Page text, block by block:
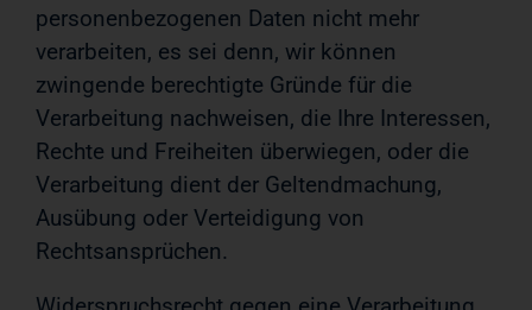
personenbezogenen Daten nicht mehr
verarbeiten, es sei denn, wir können
zwingende berechtigte Gründe für die
Verarbeitung nachweisen, die Ihre Interessen,
Rechte und Freiheiten überwiegen, oder die
Verarbeitung dient der Geltendmachung,
Ausübung oder Verteidigung von
Rechtsansprüchen.